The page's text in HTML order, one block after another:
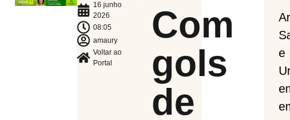
16 junho
2026
08:05
amaury
Voltar ao
Portal
Com
gols
de
e